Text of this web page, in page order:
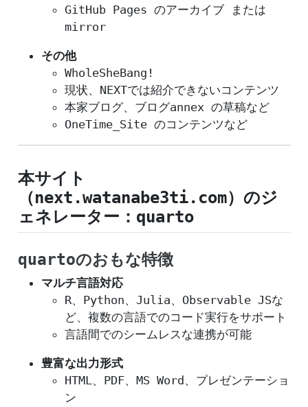
GitHub Pages のアーカイブ または
mirror
その他
WholeSheBang!
現状、NEXTでは紹介できないコンテンツ
本家ブログ、ブログannex の草稿など
OneTime_Site のコンテンツなど
本サイト
（next.watanabe3ti.com）のジ
ェネレーター：quarto
quartoのおもな特徴
マルチ言語対応
R、Python、Julia、Observable JSな
ど、複数の言語でのコード実行をサポート
言語間でのシームレスな連携が可能
豊富な出力形式
HTML、PDF、MS Word、プレゼンテーショ
ン